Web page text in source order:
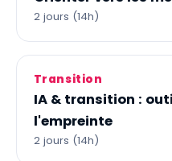
2 jours (14h)
Transition
IA & transition :
l'empreinte
2 jours (14h)